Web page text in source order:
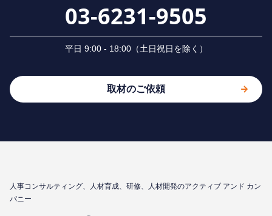
03-6231-9505
平⽇ 9:00 - 18:00（⼟⽇祝⽇を除く）
取材のご依頼
⼈事コンサルティング、⼈材育成、研修、⼈材開発のアクティブ アンド カン
パニー